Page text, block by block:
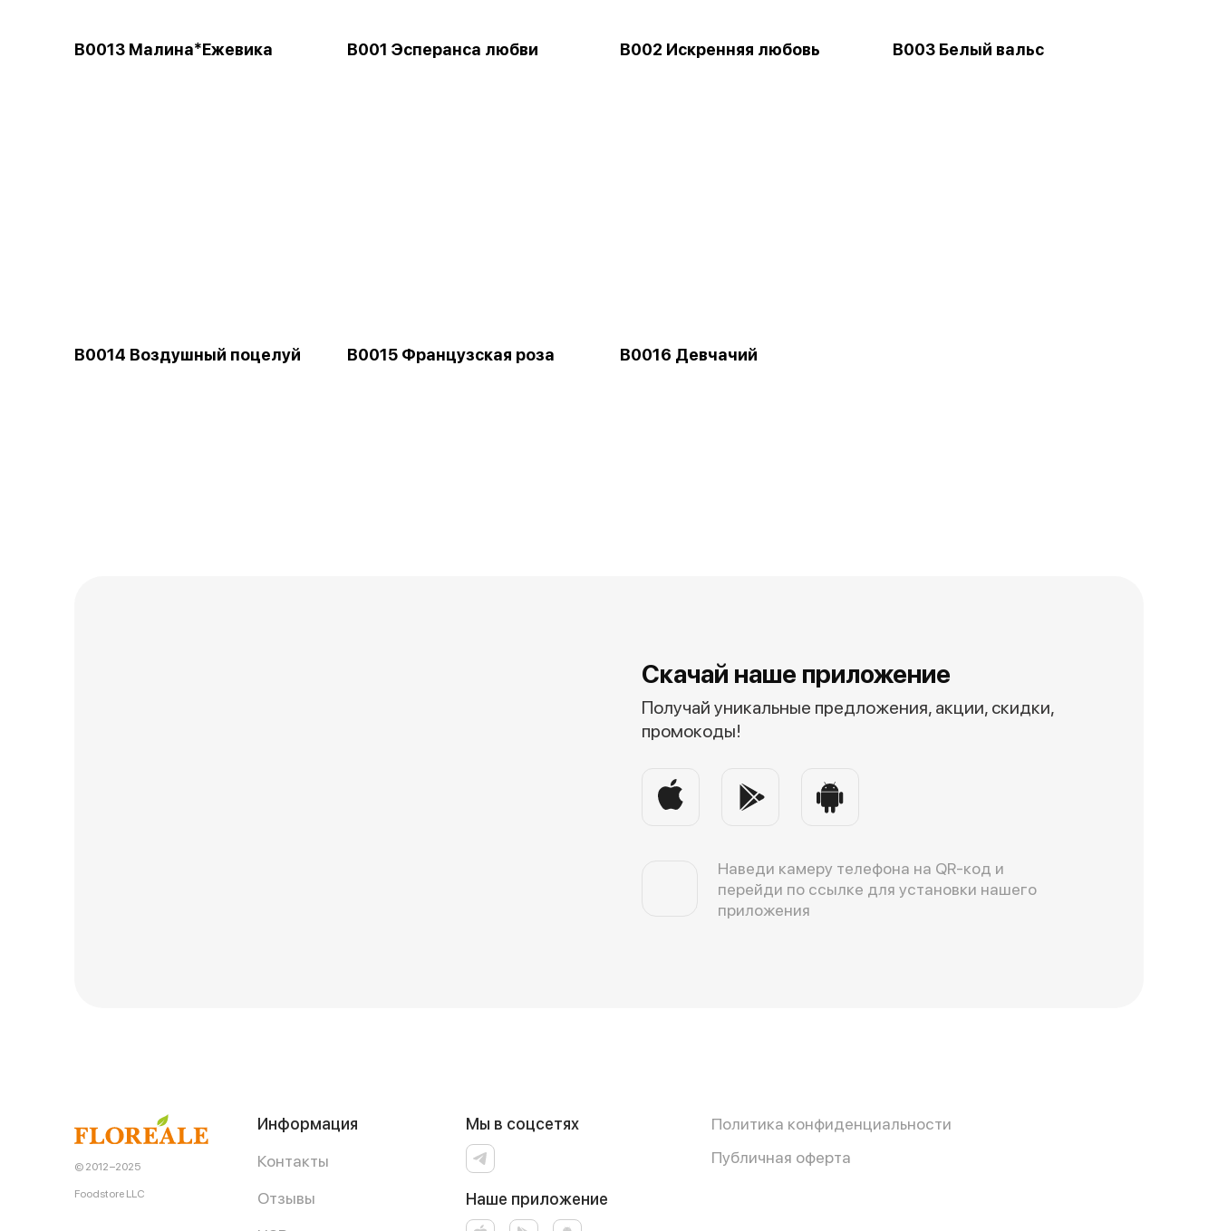
B0013 Малина*Ежевика В001 Эсперанса любви В002 Искренняя любовь В003 Белый вальс
В0014 Воздушный поцелуй В0015 Французская роза В0016 Девчачий
Скачай наше приложение
Получай уникальные предложения, акции, скидки,
промокоды!
Наведи камеру телефона на QR-код и
перейди по ссылке для установки нашего
приложения
© 2012−2025
Foodstore LLC
Информация
Контакты
Отзывы
Мы в соцсетях
Наше приложение
Политика конфиденциальности
Публичная оферта